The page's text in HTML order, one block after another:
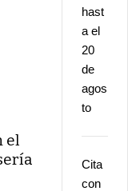
el
hast
a el
20
de
agos
to
Cita
con